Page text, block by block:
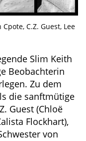
C.Z. Guest, Lee
Slim Keith
Beobachterin
Zu dem
die sanftmütige
Guest (Chloë
Flockhart),
von